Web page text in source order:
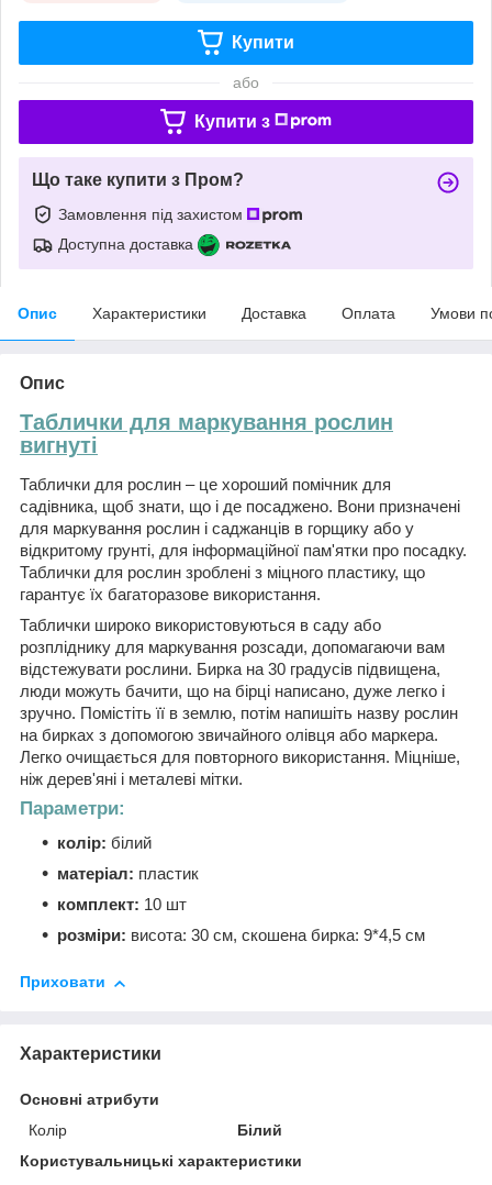
Купити
або
Купити з
Що таке купити з Пром?
Замовлення під захистом
Доступна доставка
Опис Характеристики Доставка Оплата Умови
Опис
Таблички для маркування рослин
вигнуті
Таблички для рослин – це хороший помічник для
садівника, щоб знати, що і де посаджено. Вони призначені
для маркування рослин і саджанців в горщику або у
відкритому грунті, для інформаційної пам'ятки про посадку.
Таблички для рослин зроблені з міцного пластику, що
гарантує їх багаторазове використання.
Таблички широко використовуються в саду або
розпліднику для маркування розсади, допомагаючи вам
відстежувати рослини. Бирка на 30 градусів підвищена,
люди можуть бачити, що на бірці написано, дуже легко і
зручно. Помістіть її в землю, потім напишіть назву рослин
на бирках з допомогою звичайного олівця або маркера.
Легко очищається для повторного використання. Міцніше,
ніж дерев'яні і металеві мітки.
Параметри:
колір: білий
матеріал: пластик
комплект: 10 шт
розміри: висота: 30 см, скошена бирка: 9*4,5 см
Приховати
Характеристики
Основні атрибути
Колір
Білий
Користувальницькі характеристики